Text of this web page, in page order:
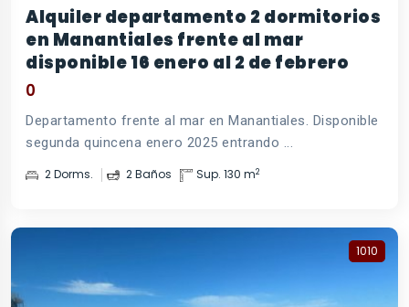
Alquiler departamento 2 dormitorios
en Manantiales frente al mar
disponible 16 enero al 2 de febrero
0
Departamento frente al mar en Manantiales. Disponible
segunda quincena enero 2025 entrando ...
2 Dorms. 2 Baños Sup. 130 m2
1010